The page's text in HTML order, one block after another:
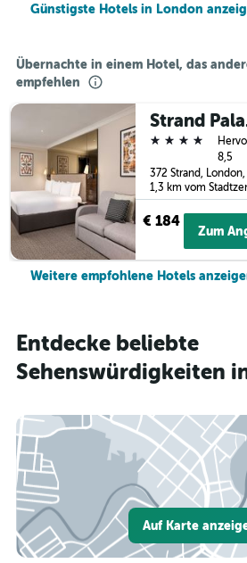
Günstigste Hotels in London
Übernachte in einem Hotel, das
empfehlen
4 Sterne
8,5
1,3 km vom
€ 184
Zum
Weitere empfohlene Hotels
Entdecke beliebte
Sehenswürdigkeiten
Auf Karte